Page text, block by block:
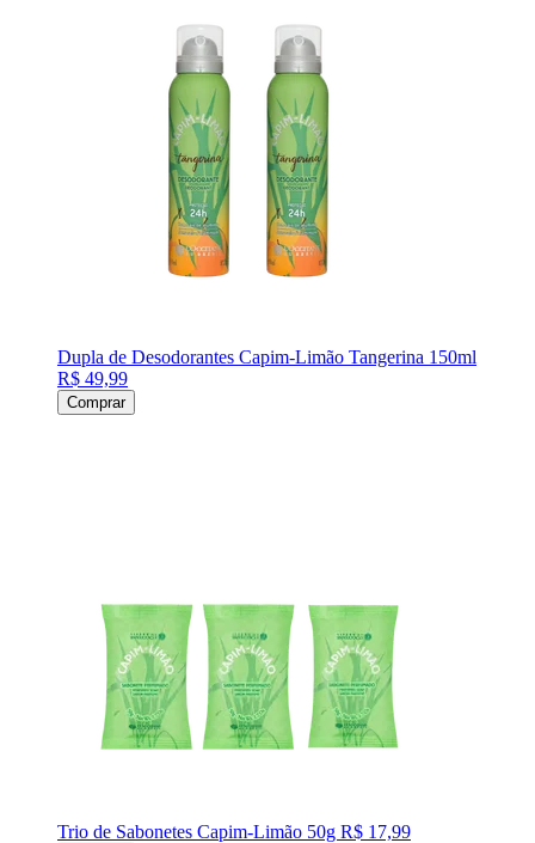
Dupla de Desodorantes Capim-Limão Tangerina 150ml
R$ 49,99
Comprar
Trio de Sabonetes Capim-Limão 50g R$ 17,99